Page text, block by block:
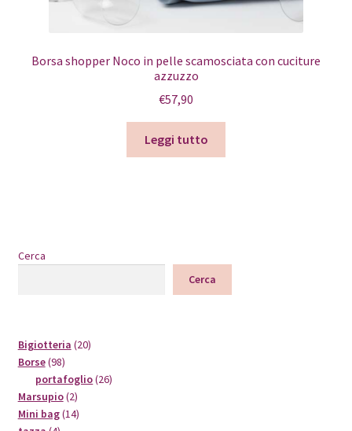
Borsa shopper Noco in pelle scamosciata con cuciture
azzuzzo
€57,90
Leggi tutto
Cerca
Cerca
Bigiotteria 2020
Borse 9898
prodotti
portafoglio 2626
Marsupio 22
prodotti
Mini bag 1414